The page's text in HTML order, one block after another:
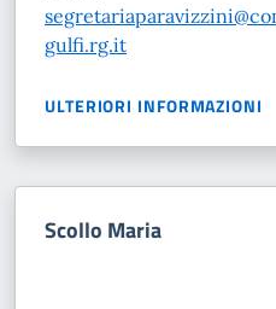
gulfi.rg.it
ULTERIORI INFORMAZIONI
Scollo Maria